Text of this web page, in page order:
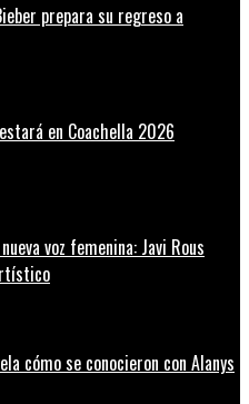
prepara su regreso a
estará en Coachella 2026
voz femenina: Javi Rous
cómo se conocieron con Alanys